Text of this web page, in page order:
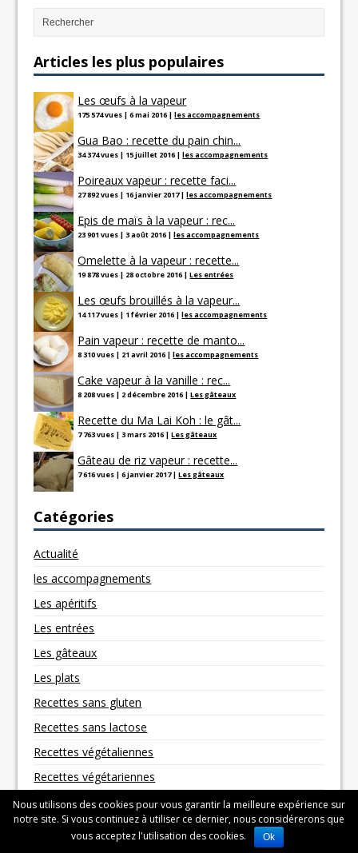
Articles les plus populaires
Les œufs à la vapeur
175 574 vues |6 mai 2016 |les accompagnements
Gua Bao : recette du pain chin...
34 374 vues | 15 juillet 2016 |les accompagnements
Poireaux vapeur : recette faci...
27 892 vues | 16 janvier 2017|les accompagnements
Epis de maïs à la vapeur : rec...
23 901 vues |3 août 2016 |les accompagnements
Omelette à la vapeur : recette...
19 878 vues | 28 octobre 2016 |Les entrées
Les œufs brouillés à la vapeur...
14 117 vues | 1 février 2016 |les accompagnements
Pain vapeur : recette de manto...
8 310 vues | 21 avril 2016 |les accompagnements
Cake vapeur à la vanille : rec...
8 208 vues | 2 décembre 2016 |Les gâteaux
Recette du Ma Lai Koh : le gât...
7 763 vues |3 mars 2016 |Les gâteaux
Gâteau de riz vapeur : recette...
7 616 vues |6 janvier 2017|Les gâteaux
Catégories
Actualité
les accompagnements
Les apéritifs
Les entrées
Les gâteaux
Les plats
Recettes sans gluten
Recettes sans lactose
Recettes végétaliennes
Recettes végétariennes
Copyright © 2026
Nous utilisons des cookies pour vous garantir la meilleure expérience sur
notre site. Si vous continuez à utiliser ce dernier, nous considérerons que
vous acceptez l'utilisation des cookies.
Ok